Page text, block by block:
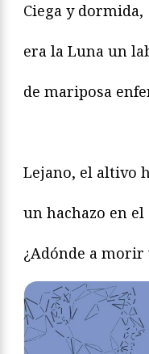
Ciega y dormida,
era la Luna un
de mariposa
Lejano, el altivo
un hachazo en el
¿Adónde a morir